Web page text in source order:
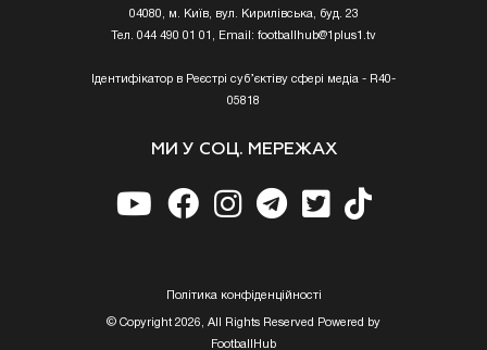
04080, м. Київ, вул. Кирилівська, буд. 23
Тел. 044 490 01 01, Email: footballhub@1plus1.tv
Ідентифікатор в Реєстрі суб’єктіву сфері медіа - R40-
05818
МИ У СОЦ. МЕРЕЖАХ
Полiтика конфiденцiйностi
© Copyright 2026, All Rights Reserved Powered by
FootballHub